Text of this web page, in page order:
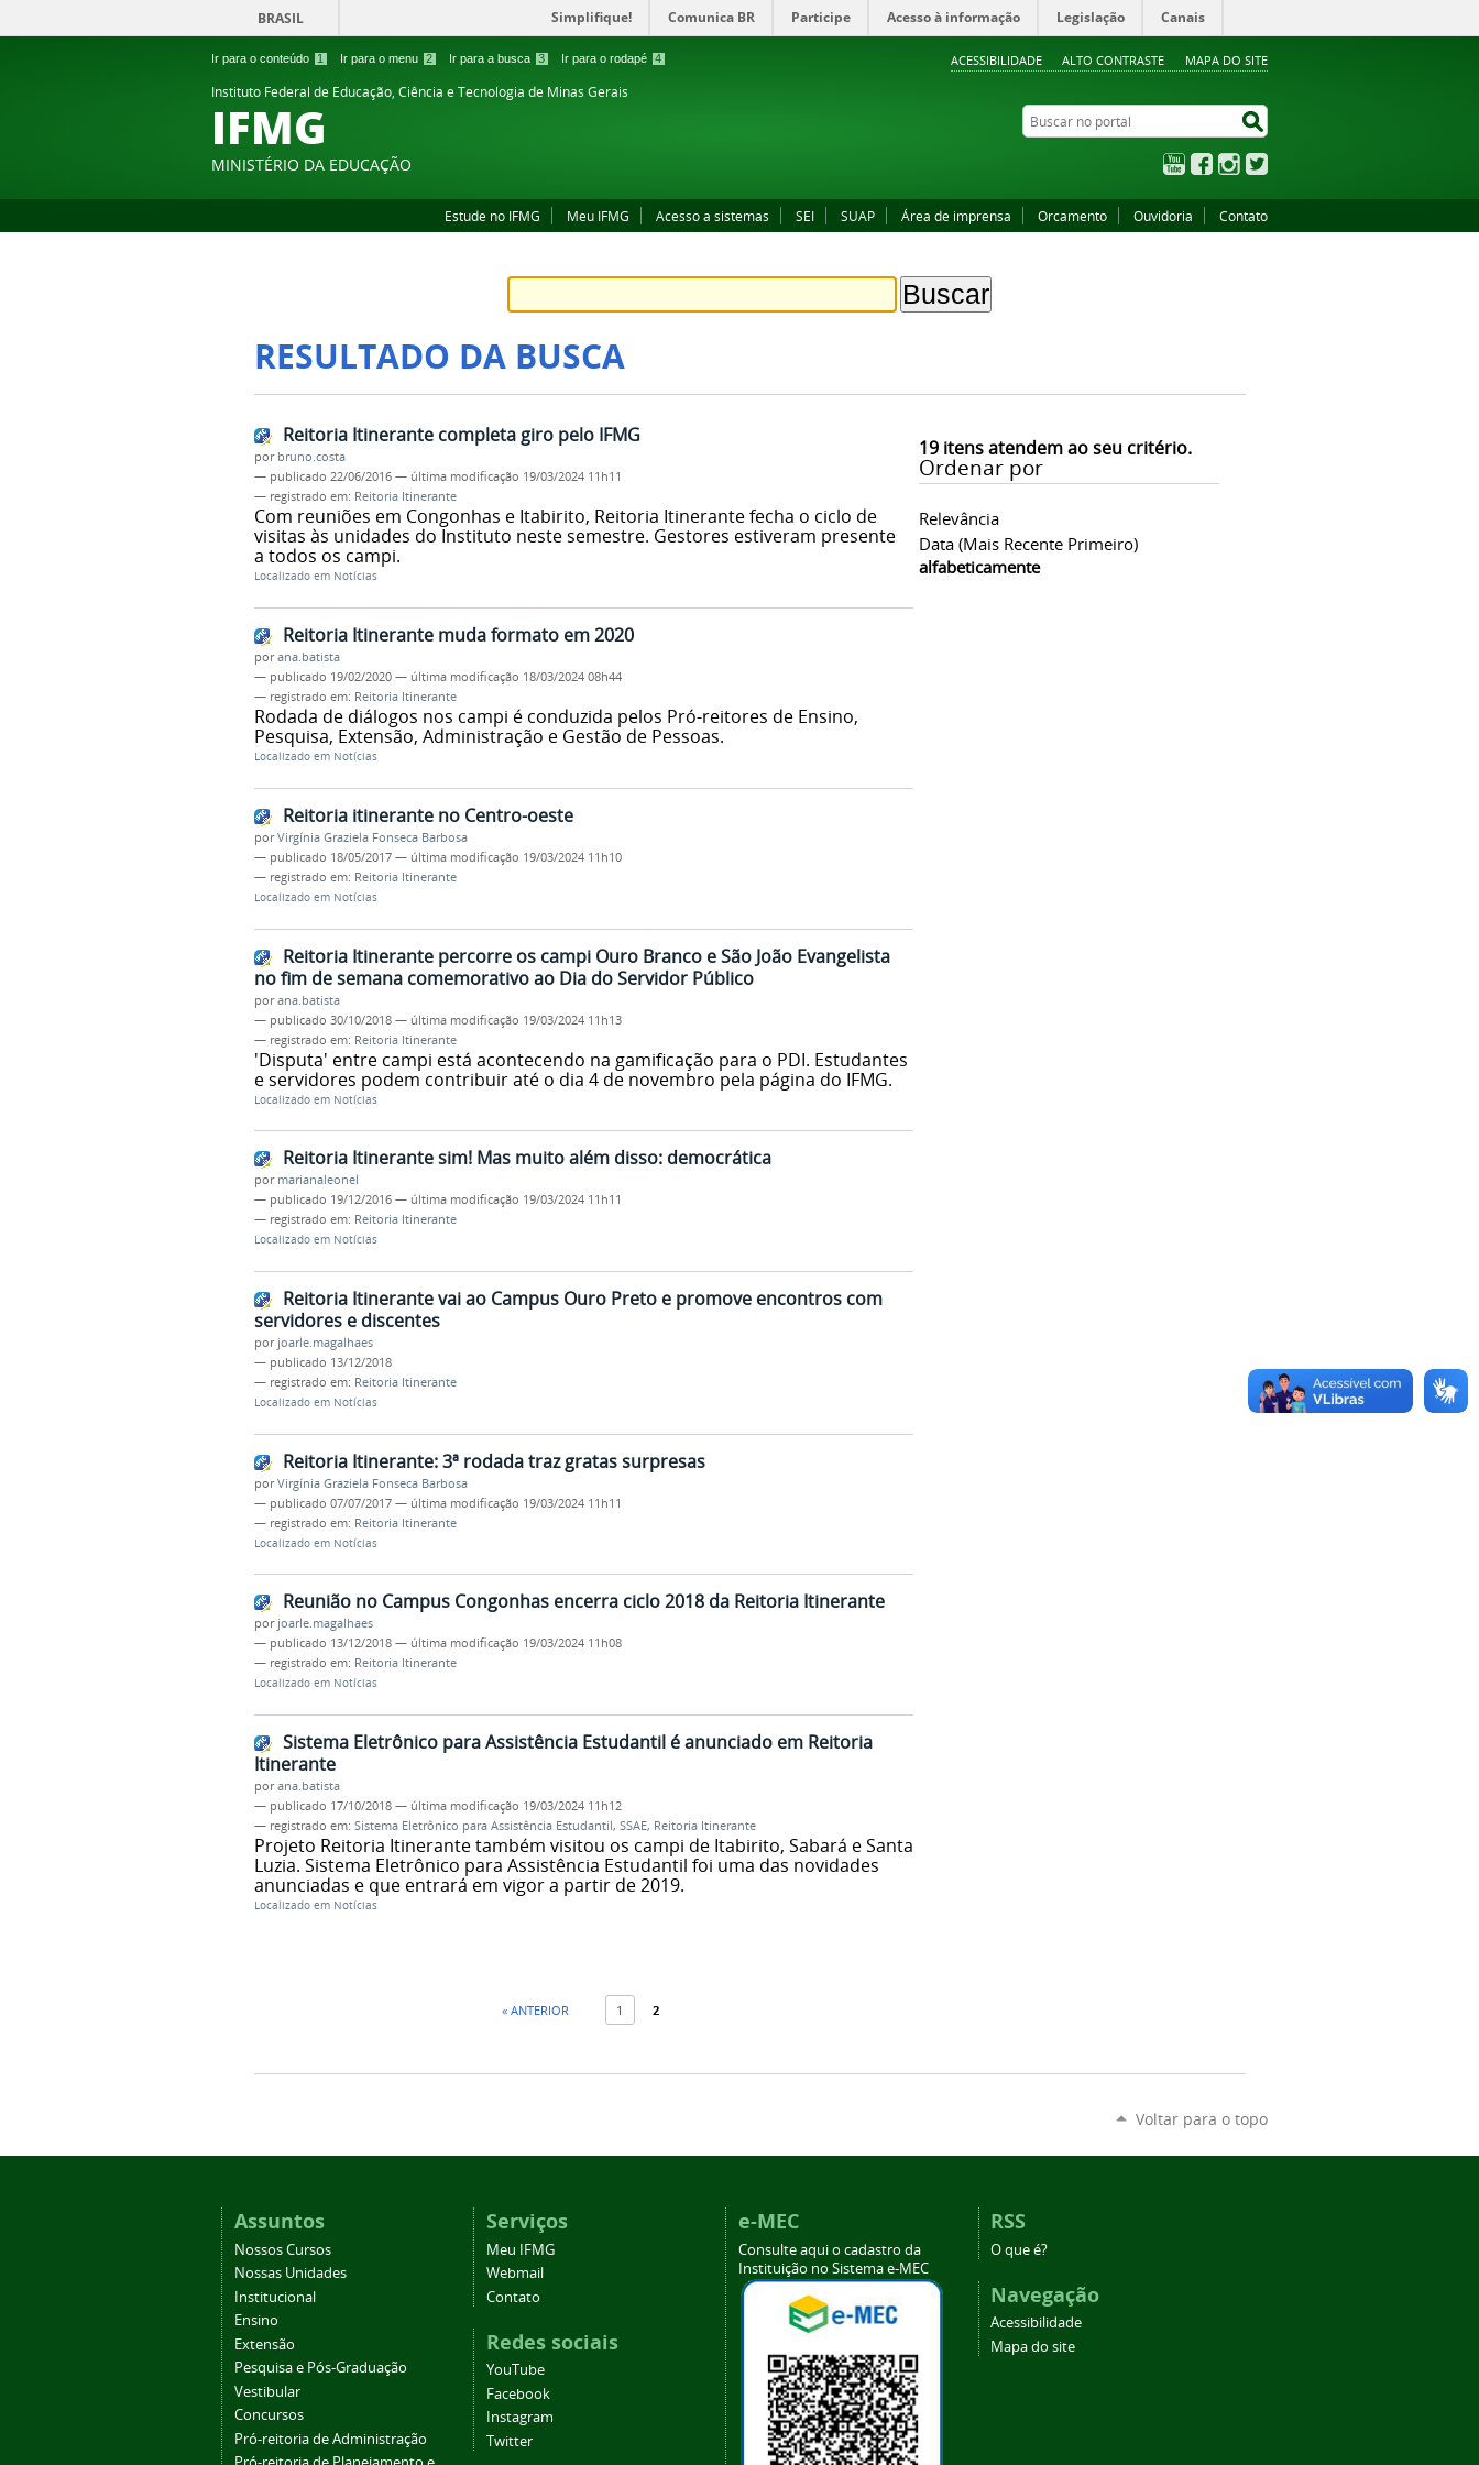
Ir para o conteúdo 1 Ir para o menu 2 Ir para a busca 3 Ir para o rodapé 4 ACESSIBILIDADE ALTO CONTRASTE MAPA DO SITE
BRASIL Simplifique! Comunica BR Participe Acesso à informação Legislação Canais
Instituto Federal de Educação, Ciência e Tecnologia de Minas Gerais
IFMG
MINISTÉRIO DA EDUCAÇÃO
Buscar no portal
YouTubeFacebookInstagram
Estude no IFMG Meu IFMG Acesso a sistemas SEI SUAP Área de imprensa Orcamento Ouvidoria Contato
RESULTADO DA BUSCA
19itens atendem ao seu critério.
Ordenar por
Relevância
Data (mais Recente Primeiro)
alfabeticamente
Reitoria Itinerante completa giro pelo IFMG
por bruno.costa
— publicado 22/06/2016 — última modificação 19/03/2024 11h11
— registrado em: Reitoria Itinerante
Com reuniões em Congonhas e Itabirito, Reitoria Itinerante fecha o ciclo de
visitas às unidades do Instituto neste semestre. Gestores estiveram presentes
a todos os campi.
Localizado em Notícias
Reitoria Itinerante muda formato em 2020
porana.batista
— publicado 19/02/2020 — última modificação 18/03/2024 08h44
— registrado em: Reitoria Itinerante
Rodada de diálogos nos campi é conduzida pelos Pró-reitores de Ensino,
Pesquisa, Extensão, Administração e Gestão de Pessoas.
Localizado em Notícias
Reitoria itinerante no Centro-oeste
porVirgínia Graziela Fonseca Barbosa
— publicado 18/05/2017 — última modificação 19/03/2024 11h10
— registrado em: Reitoria Itinerante
Localizado em Notícias
Reitoria Itinerante percorre os campi Ouro Branco e São João Evangelista
no fim de semana comemorativo ao Dia do Servidor Público
porana.batista
— publicado 30/10/2018 — última modificação 19/03/2024 11h13
— registrado em: Reitoria Itinerante
'Disputa' entre campi está acontecendo na gamificação para o PDI. Estudantes
e servidores podem contribuir até o dia 4 de novembro pela página do IFMG.
Localizado em Notícias
Reitoria Itinerante sim! Mas muito além disso: democrática
por marianaleonel
— publicado 19/12/2016 — última modificação 19/03/2024 11h11
— registrado em: Reitoria Itinerante
Localizado em Notícias
Reitoria Itinerante vai ao Campus Ouro Preto e promove encontros com
servidores e discentes
por joarle.magalhaes
— publicado 13/12/2018
— registrado em: Reitoria Itinerante
Localizado em Notícias
Reitoria Itinerante: 3ª rodada traz gratas surpresas
porVirgínia Graziela Fonseca Barbosa
— publicado 07/07/2017 — última modificação 19/03/2024 11h11
— registrado em: Reitoria Itinerante
Localizado em Notícias
Reunião no Campus Congonhas encerra ciclo 2018 da Reitoria Itinerante
por joarle.magalhaes
— publicado 13/12/2018 — última modificação 19/03/2024 11h08
— registrado em: Reitoria Itinerante
Localizado em Notícias
Sistema Eletrônico para Assistência Estudantil é anunciado em Reitoria
Itinerante
porana.batista
— publicado 17/10/2018 — última modificação 19/03/2024 11h12
— registrado em: Sistema Eletrônico para Assistência Estudantil, SSAE, Reitoria Itinerante
Projeto Reitoria Itinerante também visitou os campi de Itabirito, Sabará e Santa
Luzia. Sistema Eletrônico para Assistência Estudantil foi uma das novidades
anunciadas e que entrará em vigor a partir de 2019.
Localizado em Notícias
« ANTERIOR 1 2
Voltar para o topo
Assuntos
Nossos Cursos
Nossas Unidades
Institucional
Ensino
Extensão
Pesquisa e Pós-Graduação
Vestibular
Concursos
Pró-reitoria de Administração
Serviços
Meu IFMG
Webmail
Contato
Redes sociais
YouTube
Facebook
Instagram
Twitter
e-MEC
Consulte aqui o cadastro da
Instituição no Sistema e-MEC
RSS
O que é?
Navegação
Acessibilidade
Mapa do site